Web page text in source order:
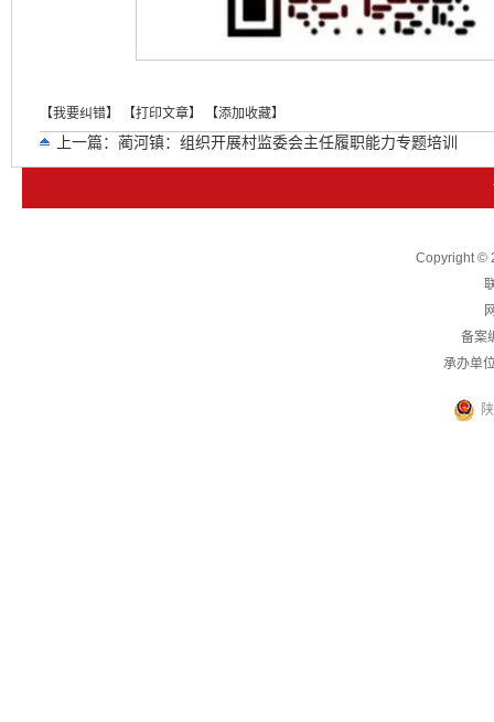
【我要纠错】 【打印文章】 【添加收藏】
上一篇： 蔺河镇：组织开展村监委会主任履职能力专题培训
Copyright ©
备案
承办单